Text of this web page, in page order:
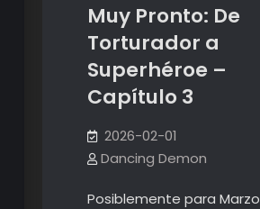
Muy Pronto: De
Torturador a
Superhéroe –
Capítulo 3
2026-02-01
Dancing Demon
Posiblemente para